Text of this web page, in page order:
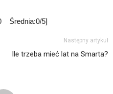
Średnia:0/5]
Następny artykuł
Ile trzeba mieć lat na Smarta?